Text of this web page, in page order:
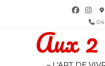
04
Aux 2